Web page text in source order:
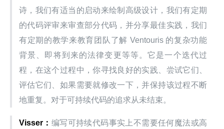
诗，我们有适当的启动来绘制高级设计，我们有定期
的代码评审来审查部分代码，并分享最佳实践，我们
有定期的教学来教育团队了解 Ventouris 的复杂功能
背景、即将到来的法律变更等等。它是一个迭代过
程，在这个过程中，你寻找良好的实践、尝试它们、
评估它们、如果需要就修改一下，并保持该过程不断
地重复。对于可持续代码的追求从未结束。
Visser： 编写可持续代码事实上不需要任何魔法或高